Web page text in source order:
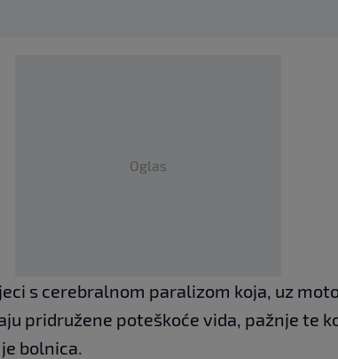
Oglas
s cerebralnom paralizom koja, uz
pridružene poteškoće vida, pažnje te
bolnica.